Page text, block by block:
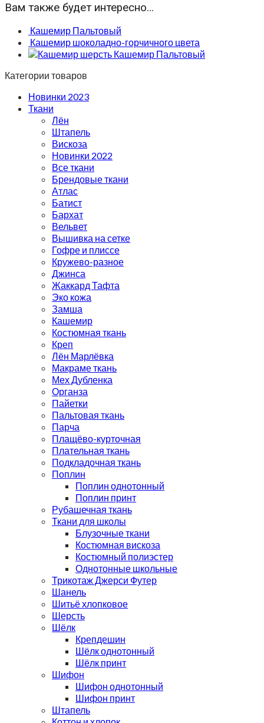
Вам также будет интересно…
Кашемир Пальтовый
Кашемир шоколадно-горчичного цвета
Кашемир Пальтовый
Категории товаров
Новинки 2023
Ткани
Лён
Штапель
Вискоза
Новинки 2022
Все ткани
Брендовые ткани
Атлас
Батист
Бархат
Вельвет
Вышивка на сетке
Гофре и плиссе
Кружево-разное
Джинса
Жаккард Тафта
Эко кожа
Замша
Кашемир
Костюмная ткань
Креп
Лён Марлёвка
Макраме ткань
Мех Дубленка
Органза
Пайетки
Пальтовая ткань
Парча
Плащёво-курточная
Плательная ткань
Подкладочная ткань
Поплин
Поплин однотонный
Поплин принт
Рубашечная ткань
Ткани для школы
Блузочные ткани
Костюмная вискоза
Костюмный полиэстер
Однотонные школьные
Трикотаж Джерси Футер
Шанель
Шитьё хлопковое
Шерсть
Шёлк
Крепдешин
Шёлк однотонный
Шёлк принт
Шифон
Шифон однотонный
Шифон принт
Штапель